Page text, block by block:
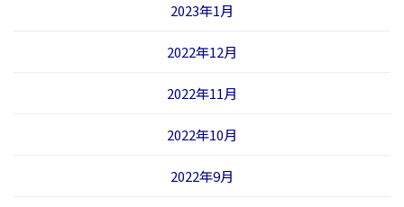
2023年1月
2022年12月
2022年11月
2022年10月
2022年9月